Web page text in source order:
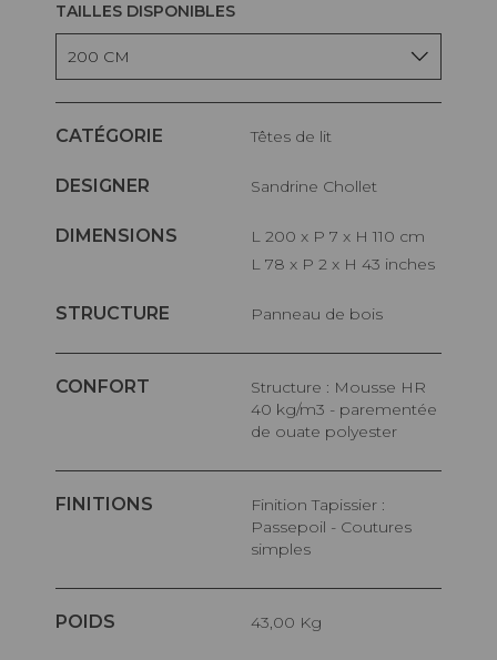
TAILLES DISPONIBLES
200 CM
CATÉGORIE Têtes de lit
DESIGNER Sandrine Chollet
DIMENSIONS
L 200 x P 7 x H 110 cm
L 78 x P 2 x H 43 inches
STRUCTURE Panneau de bois
CONFORT
Structure : Mousse HR
40 kg/m3 - parementée
de ouate polyester
FINITIONS
Finition Tapissier :
Passepoil - Coutures
simples
POIDS 43,00 Kg